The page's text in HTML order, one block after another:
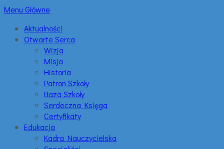
Menu Główne
Aktualności
Otwarte Serca
Wizja
Misja
Historia
Patron Szkoły
Baza Szkoły
Serdeczna Księga
Certyfikaty
Edukacja
Kadra Nauczycielska